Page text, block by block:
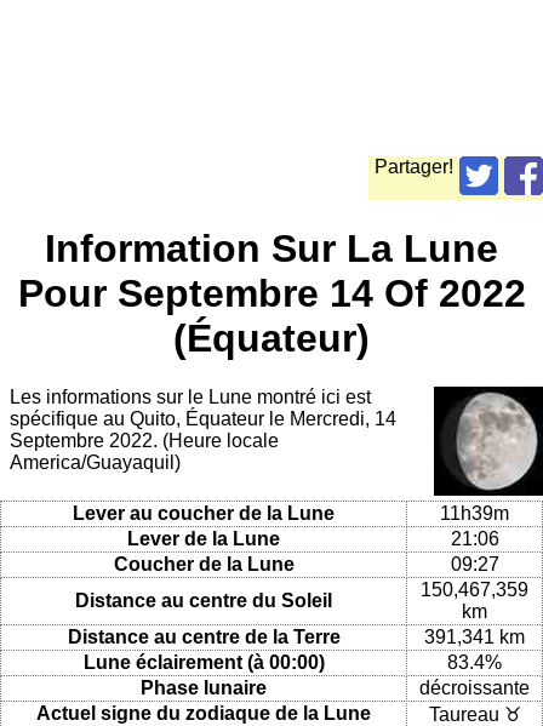
Partager!
Information Sur La Lune
Pour Septembre 14 Of 2022
(Équateur)
Les informations sur le Lune montré ici est
spécifique au Quito, Équateur le Mercredi, 14
Septembre 2022. (Heure locale
America/Guayaquil)
Lever au coucher de la Lune
11h39m
Lever de la Lune
21:06
Coucher de la Lune
09:27
Distance au centre du Soleil
150,467,359
km
Distance au centre de la Terre
391,341 km
Lune éclairement (à 00:00)
83.4%
Phase lunaire
décroissante
Actuel signe du zodiaque de la Lune
Taureau ♉